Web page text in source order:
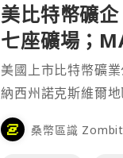
美比特幣礦
七座礦場；
萬顆
美國上市比特幣礦
納西州諾克斯維爾
金支付總額為
每座礦場的交易。⋯
桑幣區識 Zombit